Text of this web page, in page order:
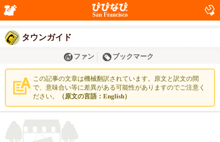
San Francisco
タウンガイド
ファン ブックマーク
この記事の文章は機械翻訳されています。原文と訳文の間
で、意味合い等に差異がある可能性がありますのでご注意く
ださい。
（原文の言語：English）